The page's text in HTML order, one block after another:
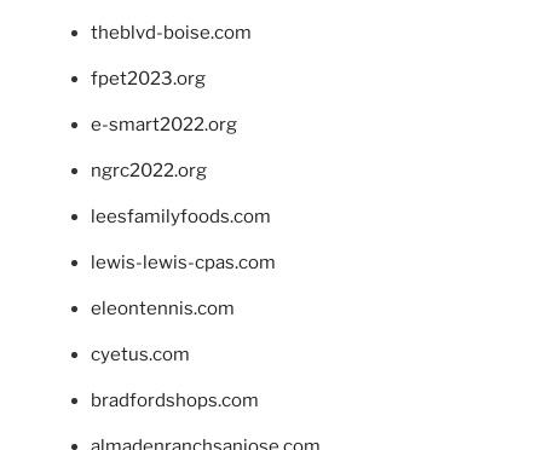
theblvd-boise.com
fpet2023.org
e-smart2022.org
ngrc2022.org
leesfamilyfoods.com
lewis-lewis-cpas.com
eleontennis.com
cyetus.com
bradfordshops.com